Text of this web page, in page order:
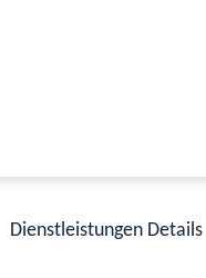
Dienstleistungen Details